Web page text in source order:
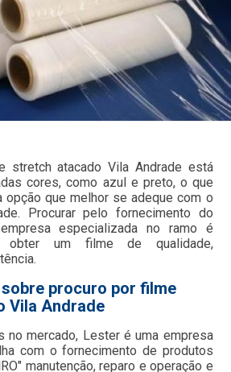
stretch atacado Vila Andrade está
cores, como azul e preto, o que
opção que melhor se adeque com o
Procurar pelo fornecimento do
especializada no ramo é
obter um filme de qualidade,
procuro por filme
Vila Andrade
no mercado, Lester é uma empresa
com o fornecimento de produtos
manutenção, reparo e operação e